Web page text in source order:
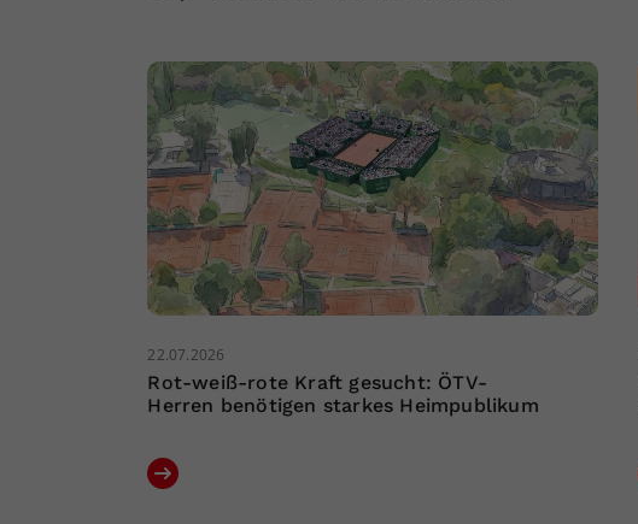
22.07.2026
Rot-weiß-rote Kraft gesucht: ÖTV-
Herren benötigen starkes Heimpublikum